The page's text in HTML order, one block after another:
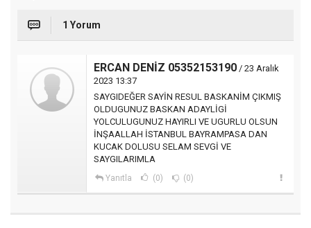
1 Yorum
ERCAN DENİZ 05352153190 / 23 Aralık
2023 13:37
SAYGIDEĞER SAYİN RESUL BASKANİM ÇIKMIŞ
OLDUGUNUZ BASKAN ADAYLİGİ
YOLCULUGUNUZ HAYIRLI VE UGURLU OLSUN
İNŞAALLAH İSTANBUL BAYRAMPASA DAN
KUCAK DOLUSU SELAM SEVGİ VE
SAYGILARIMLA
Yanıtla (0) (0)